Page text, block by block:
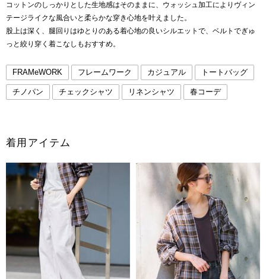
コットンのしっかりとした生地感はそのままに、ウォッシュ加工によりヴィン
テージライクな風合いと柔らかな穿き心地を叶えました。
股上は深く、腿回りはゆとりのある着心地の良いシルエットで、ベルトでぎゅ
っと絞り穿く着こなしもおすすめ。
FRAMeWORK フレームワーク カジュアル トートバッグ
チノパン チェックシャツ リネンシャツ 春コーデ
着用アイテム